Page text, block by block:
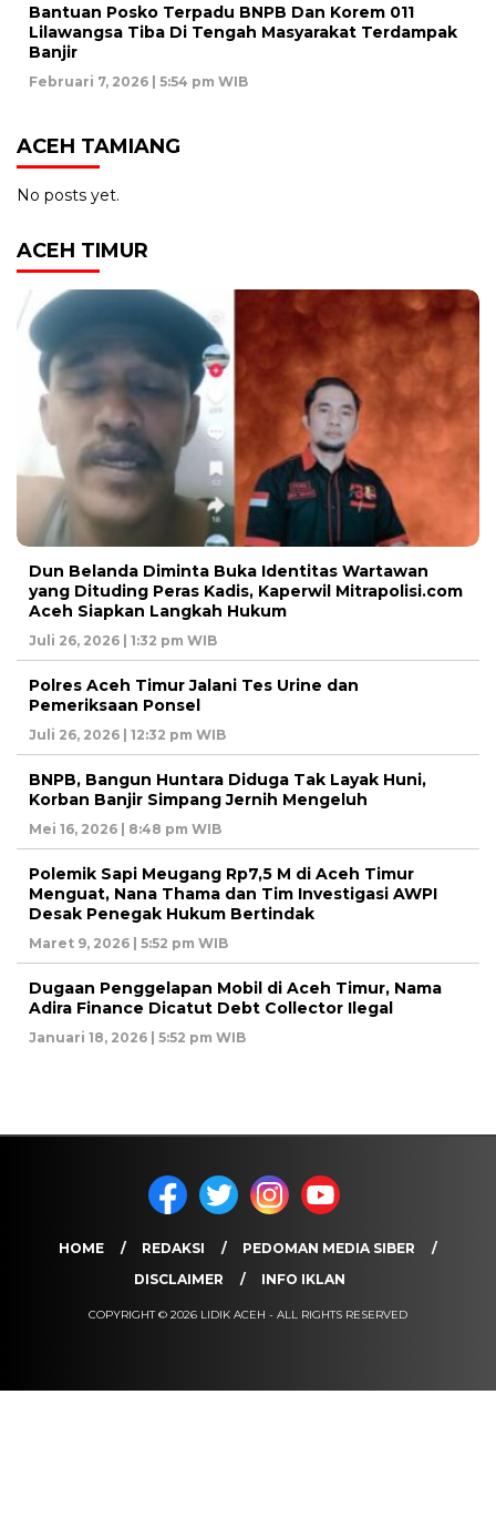
Bantuan Posko Terpadu BNPB Dan Korem 011
Lilawangsa Tiba Di Tengah Masyarakat Terdampak
Banjir
Februari 7, 2026 | 5:54 pm WIB
ACEH TAMIANG
No posts yet.
ACEH TIMUR
Dun Belanda Diminta Buka Identitas Wartawan
yang Dituding Peras Kadis, Kaperwil Mitrapolisi.com
Aceh Siapkan Langkah Hukum
Juli 26, 2026 | 1:32 pm WIB
Polres Aceh Timur Jalani Tes Urine dan
Pemeriksaan Ponsel
Juli 26, 2026 | 12:32 pm WIB
BNPB, Bangun Huntara Diduga Tak Layak Huni,
Korban Banjir Simpang Jernih Mengeluh
Mei 16, 2026 | 8:48 pm WIB
Polemik Sapi Meugang Rp7,5 M di Aceh Timur
Menguat, Nana Thama dan Tim Investigasi AWPI
Desak Penegak Hukum Bertindak
Maret 9, 2026 | 5:52 pm WIB
Dugaan Penggelapan Mobil di Aceh Timur, Nama
Adira Finance Dicatut Debt Collector Ilegal
Januari 18, 2026 | 5:52 pm WIB
HOME REDAKSI
PEDOMAN MEDIA SIBER
DISCLAIMER
INFO IKLAN
COPYRIGHT © 2026 LIDIK ACEH - ALL RIGHTS RESERVED